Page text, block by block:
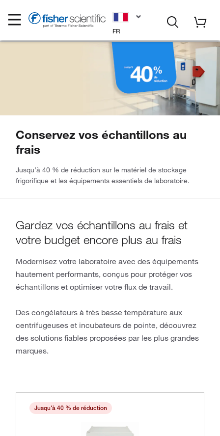
FR
Conservez vos échantillons au
frais
Jusqu’à 40 % de réduction sur le matériel de stockage
frigorifique et les équipements essentiels de laboratoire.
Gardez vos échantillons au frais et
votre budget encore plus au frais
Modernisez votre laboratoire avec des équipements
hautement performants, conçus pour protéger vos
échantillons et optimiser votre flux de travail.
Des congélateurs à très basse température aux
centrifugeuses et incubateurs de pointe, découvrez
des solutions fiables proposées par les plus grandes
marques.
Jusqu'à 40 % de réduction